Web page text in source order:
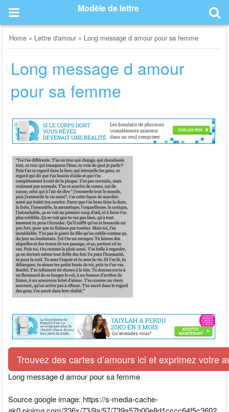
content
Modèle de lettre
Home » Lettre d'amour » Long message d amour pour sa femme
Long message d amour
pour sa femme
Trouvez des cartes d’amours ici et exprimez votre
Long message d amour pour sa femme
Source google image: https://s-media-cache-